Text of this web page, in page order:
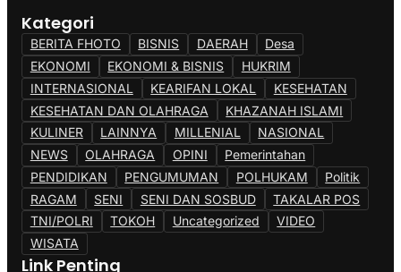
Kategori
BERITA FHOTO BISNIS DAERAH
Desa
EKONOMI
EKONOMI & BISNIS
HUKRIM
INTERNASIONAL
KEARIFAN LOKAL
KESEHATAN
KESEHATAN DAN OLAHRAGA
KHAZANAH ISLAMI
KULINER
LAINNYA MILLENIAL
NASIONAL
NEWS
OLAHRAGA OPINI
Pemerintahan
PENDIDIKAN
PENGUMUMAN POLHUKAM
Politik
RAGAM
SENI SENI DAN SOSBUD
TAKALAR POS
TNI/POLRI
TOKOH Uncategorized
VIDEO
WISATA
Link Penting